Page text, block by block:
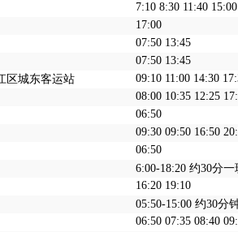
7:10 8:30 11:40 15:00
17:00
07:50 13:45
07:50 13:45
区城东客运站 09:10 11:00 14:30
08:00 10:35 12:25
06:50
09:30 09:50 16:50
06:50
6:00-18:20 约30分一
16:20 19:10
05:50-15:00 约30分
06:50 07:35 08:40